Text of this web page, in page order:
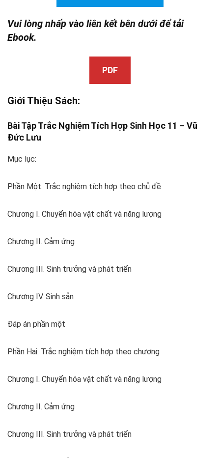
Vui lòng nhấp vào liên kết bên dưới để tải
Ebook.
PDF
Giới Thiệu Sách:
Bài Tập Trắc Nghiệm Tích Hợp Sinh Học 11 – Vũ
Đức Lưu
Mục lục:
Phần Một. Trắc nghiệm tích hợp theo chủ đề
Chương I. Chuyển hóa vật chất và năng lượng
Chương II. Cảm ứng
Chương III. Sinh trưởng và phát triển
Chương IV. Sinh sản
Đáp án phần một
Phần Hai. Trắc nghiệm tích hợp theo chương
Chương I. Chuyển hóa vật chất và năng lượng
Chương II. Cảm ứng
Chương III. Sinh trưởng và phát triển